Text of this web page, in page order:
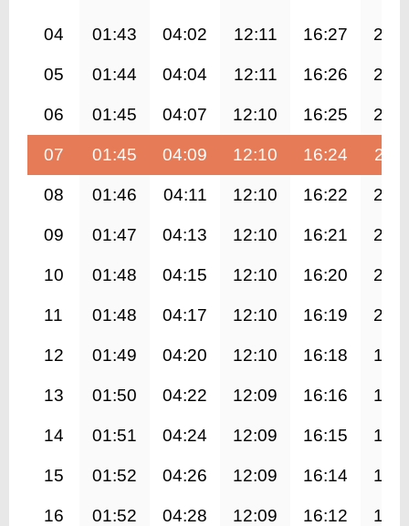
04 01:43 04:02 12:11 16:27
05 01:44 04:04 12:11 16:26
06 01:45 04:07 12:10 16:25
07 01:45 04:09 12:10 16:24
08 01:46 04:11 12:10 16:22
09 01:47 04:13 12:10 16:21
10 01:48 04:15 12:10 16:20
11 01:48 04:17 12:10 16:19
12 01:49 04:20 12:10 16:18
13 01:50 04:22 12:09 16:16
14 01:51 04:24 12:09 16:15
15 01:52 04:26 12:09 16:14
16 01:52 04:28 12:09 16:12